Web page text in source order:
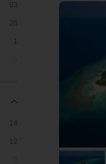
93
26
12